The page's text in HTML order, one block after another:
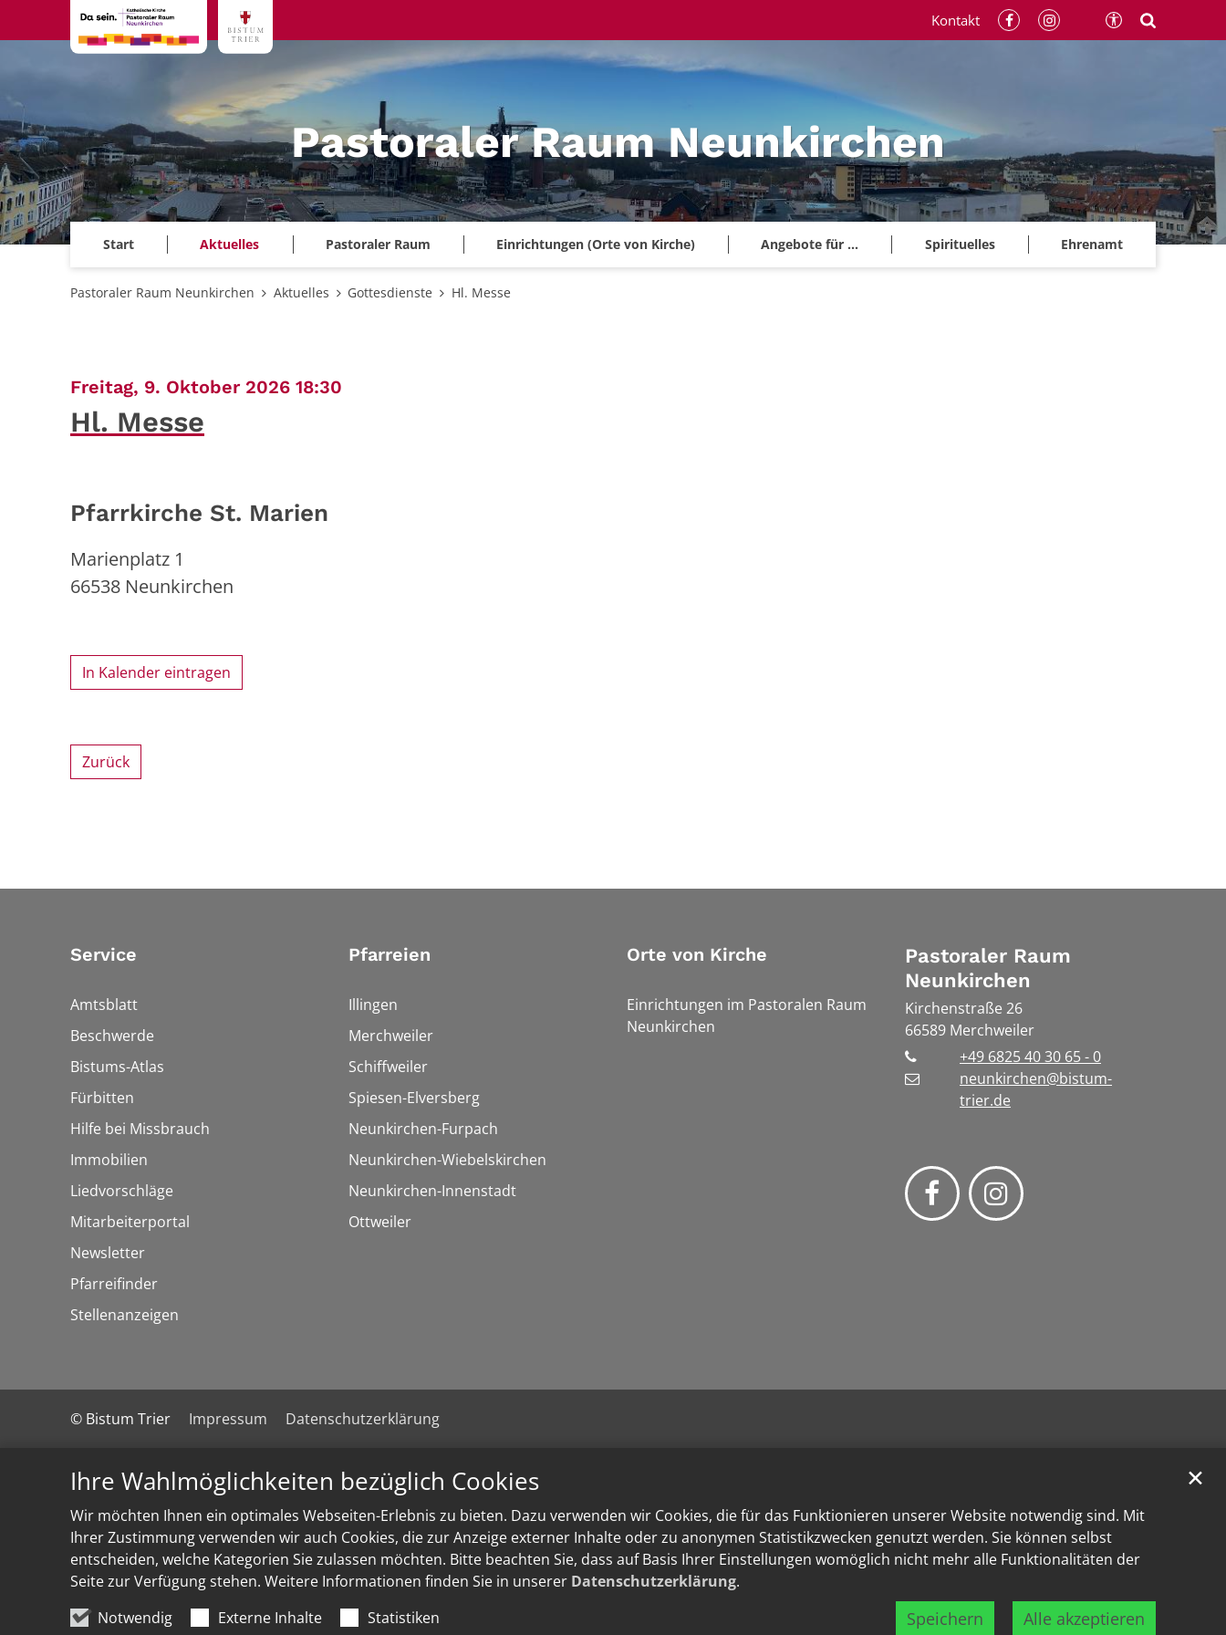
Ihre Wahlmöglichkeiten bezüglich Cookies
Wir möchten Ihnen ein optimales Webseiten-Erlebnis zu bieten. Dazu verwenden wir Cookies, die für das Funktionieren unserer Website notwendig sind. Mit
Ihrer Zustimmung verwenden wir auch Cookies, die zur Anzeige externer Inhalte oder zu anonymen Statistikzwecken genutzt werden. Sie können selbst
entscheiden, welche Kategorien Sie zulassen möchten. Bitte beachten Sie, dass auf Basis Ihrer Einstellungen womöglich nicht mehr alle Funktionalitäten der
Seite zur Verfügung stehen. Weitere Informationen finden Sie in unserer Datenschutzerklärung.
Notwendig
Externe Inhalte Statistiken Speichern Alle akzeptieren
✕
Zum Inhalt springen
Pastoraler Raum Neunkirchen
Start Aktuelles Pastoraler Raum Einrichtungen (Orte von Kirche) Angebote für ... Spirituelles Ehrenamt
Kontakt
Pastoraler Raum Neunkirchen Aktuelles Gottesdienste Hl. Messe
Freitag, 9. Oktober 2026 18:30
Hl. Messe
Pfarrkirche St. Marien
Marienplatz 1
66538 Neunkirchen
In Kalender eintragen
Zurück
Service
Amtsblatt
Beschwerde
Bistums-Atlas
Fürbitten
Hilfe bei Missbrauch
Immobilien
Liedvorschläge
Mitarbeiterportal
Newsletter
Pfarreifinder
Stellenanzeigen
Pfarreien
Illingen
Merchweiler
Schiffweiler
Spiesen-Elversberg
Neunkirchen-Furpach
Neunkirchen-Wiebelskirchen
Neunkirchen-Innenstadt
Ottweiler
Orte von Kirche
Einrichtungen im Pastoralen Raum
Neunkirchen
Pastoraler Raum
Neunkirchen
Kirchenstraße 26
66589 Merchweiler
+49 6825 40 30 65 - 0
neunkirchen@bistum-
trier.de
© Bistum Trier Impressum Datenschutzerklärung